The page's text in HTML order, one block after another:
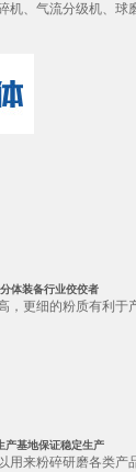
机、气流分级机、
体装备行业佼佼者
，更细的粉质有利
产基地保证稳定生产
用来粉碎研磨各类